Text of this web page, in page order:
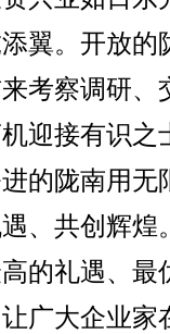
翼。开放的
考察调研、
迎接有识之
的陇南用无
、共创辉煌
的礼遇、最
广大企业家